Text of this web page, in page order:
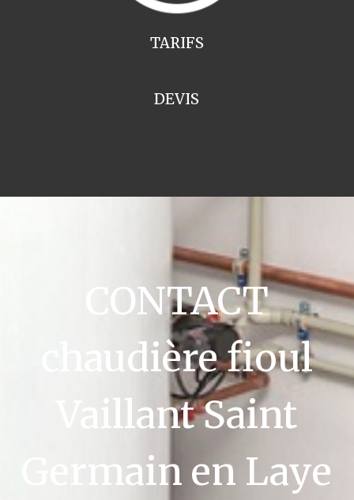
TARIFS
DEVIS
CONTACT
chaudière fioul
Vaillant Saint
Germain en Laye